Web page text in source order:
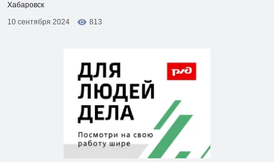
Хабаровск
10 сентября 2024
813